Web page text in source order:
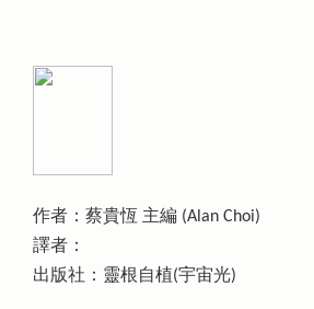
作者：蔡貴恆 主編 (Alan Choi)
譯者：
出版社：靈根自植(宇宙光)